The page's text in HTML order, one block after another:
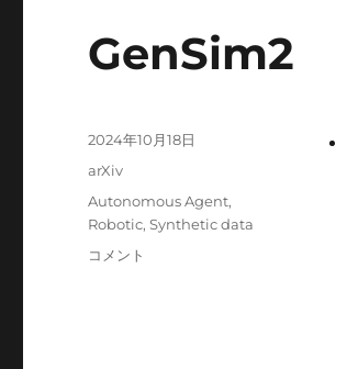
GenSim2
投
2024年10月18日
カ
ー
arXiv
タ
グ
Autonomous Agent,
Robotic,Synthetic data
GenSim2
コメント